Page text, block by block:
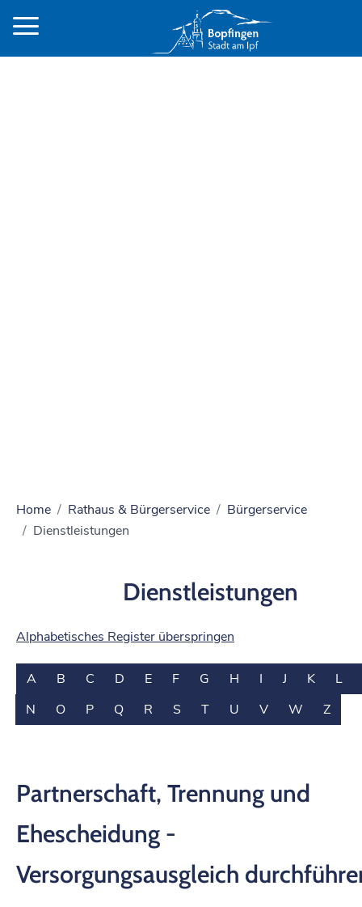
Home Rathaus & Bürgerservice
Bürgerservice
Dienstleistungen
Dienstleistungen
Alphabetisches Register überspringen
A B C D E F G H I J K
L
N
O P Q R S T U V W Z
Partnerschaft, Trennung und
Ehescheidung -
Versorgungsausgleich